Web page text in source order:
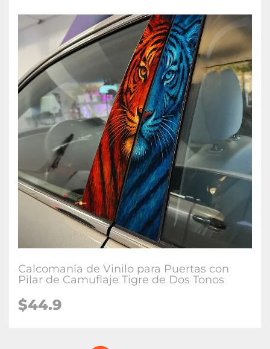
Calcomanía de Vinilo para Puertas con
Pilar de Camuflaje Tigre de Dos Tonos
$44.9